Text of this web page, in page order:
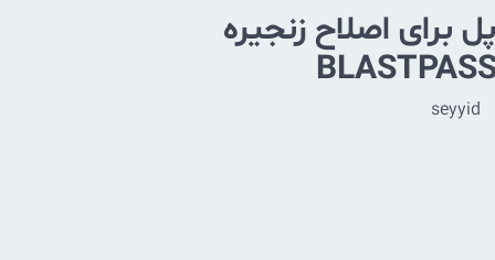
برای اصلاح زنجیره
seyyid